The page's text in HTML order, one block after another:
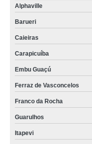
funil comum venda Contenda
sob encomenda funil de vidro
funil de separação
funil de separação venda
funil de destilação comprar
sob encomenda funil de
Alphaville
Barueri
Caieiras
Carapicuíba
Embu Guaçú
Ferraz de Vasconcelos
Franco da Rocha
Guarulhos
Itapevi